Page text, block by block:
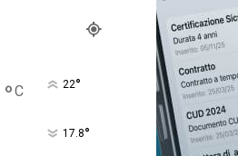
°C 22°
17.8°